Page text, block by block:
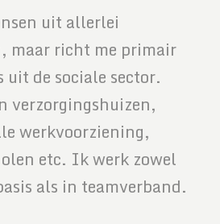
uit allerlei
maar richt me primair
uit de sociale sector.
verzorgingshuizen,
werkvoorziening,
etc. Ik werk zowel
als in teamverband.